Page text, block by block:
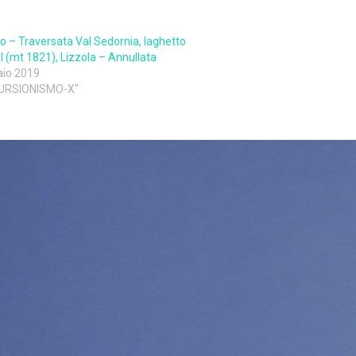
– Traversata Val Sedornia, laghetto
(mt 1821), Lizzola – Annullata
2019
X"